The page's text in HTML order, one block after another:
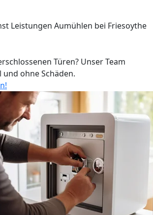
Leistungen Aumühlen bei Friesoythe
Türen? Unser Team
ohne Schäden.